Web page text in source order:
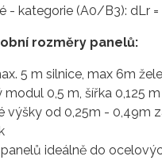
- kategorie (A0/B3): dLr =
rozměry panelů:
5 m silnice, max 6m
0,5 m, šířka 0,125 m
výšky od 0,25m - 0,49m
ideálně do